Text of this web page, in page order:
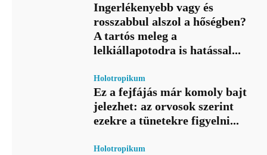
Ingerlékenyebb vagy és
rosszabbul alszol a hőségben?
A tartós meleg a
lelkiállapotodra is hatással...
Holotropikum
Ez a fejfájás már komoly bajt
jelezhet: az orvosok szerint
ezekre a tünetekre figyelni...
Holotropikum